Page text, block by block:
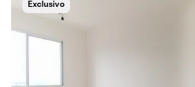
Exclusivo